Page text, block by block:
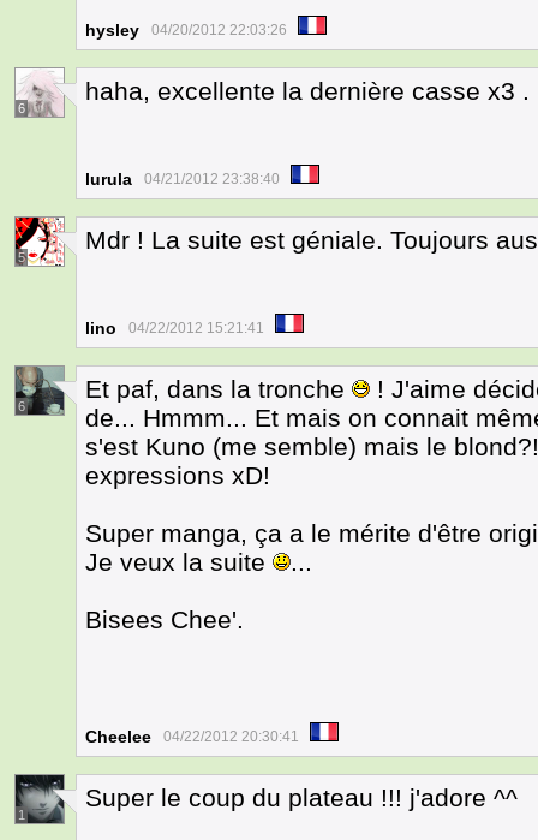
hysley 04/20/2012 22:03:26
6
haha, excellente la dernière casse x3 .
lurula 04/21/2012 23:38:40
5
Mdr ! La suite est géniale. Toujours
lino 04/22/2012 15:21:41
6
Et paf, dans la tronche
! J'aime
de... Hmmm... Et mais on connait
s'est Kuno (me semble) mais le
expressions xD!
Super manga, ça a le mérite d'être
Je veux la suite
...
Bisees Chee'.
Cheelee 04/22/2012 20:30:41
1
Super le coup du plateau !!! j'adore ^^